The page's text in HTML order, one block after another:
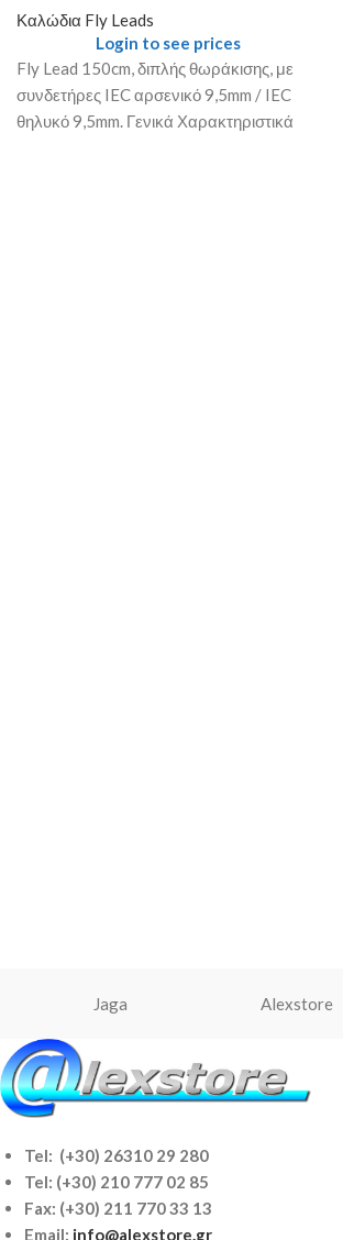
Καλώδια Fly Leads
Login to see prices
Fly Lead 150cm, διπλής θωράκισης, με
συνδετήρες IEC αρσενικό 9,5mm / IEC
θηλυκό 9,5mm. Γενικά Χαρακτηριστικά
Jaga Alexstore
Tel: (+30) 26310 29 280
Tel: (+30) 210 777 02 85
Fax: (+30) 211 770 33 13
Email: info@alexstore.gr